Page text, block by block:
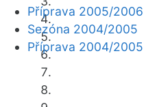
Příprava 2005/2006
Sezóna 2004/2005
Příprava 2004/2005